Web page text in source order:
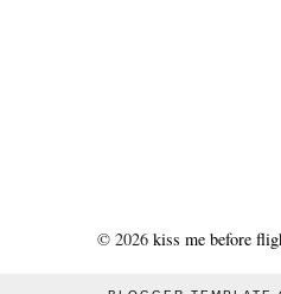
© 2026 kiss me before